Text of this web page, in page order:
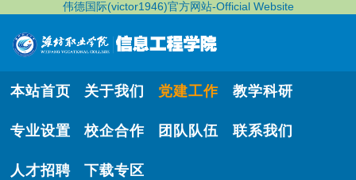
伟德国际(victor1946)官方网站-Official Website
本站首页 关于我们 党建工作 教学科研
专业设置 校企合作 团队队伍 联系我们
人才招聘 下载专区